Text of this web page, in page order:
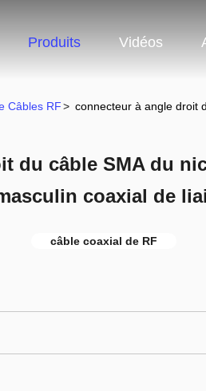
Produits Vidéos
Câbles RF> connecteur à angle droit
du câble SMA du
coaxial de
câble coaxial de RF